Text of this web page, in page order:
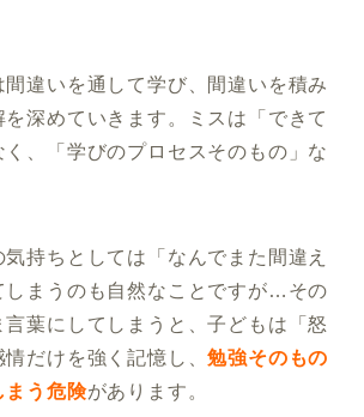
間違いを通して学び、間違いを積み
深めていきます。ミスは「できて
、「学びのプロセスそのもの」な
持ちとしては「なんでまた間違え
しまうのも自然なことですが…その
葉にしてしまうと、子どもは「怒
情だけを強く記憶し、勉強そのもの
まう危険があります。